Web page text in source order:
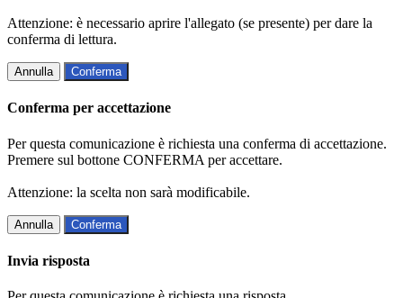
Attenzione: è necessario aprire l'allegato (se presente) per dare la
conferma di lettura.
Annulla Conferma
Conferma per accettazione
Per questa comunicazione è richiesta una conferma di accettazione.
Premere sul bottone CONFERMA per accettare.
Attenzione: la scelta non sarà modificabile.
Annulla Conferma
Invia risposta